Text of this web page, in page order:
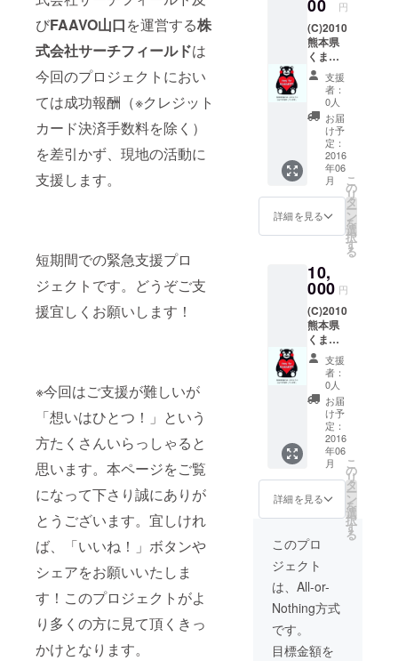
びFAAVO山口を運営する株
式会社サーチフィールドは
今回のプロジェクトにおい
ては成功報酬（※クレジット
カード決済手数料を除く）
を差引かず、現地の活動に
支援します。
短期間での緊急支援プロ
ジェクトです。どうぞご支
援宜しくお願いします！
※今回はご支援が難しいが
「想いはひとつ！」という
方たくさんいらっしゃると
思います。本ページをご覧
になって下さり誠にありが
とうございます。宜しけれ
ば、「いいね！」ボタンや
シェアをお願いいたしま
す！このプロジェクトがよ
り多くの方に見て頂くきっ
かけとなります。
00 円
(C)2010
熊本県
くまモ
ン#熊本
支援支援
者：
0人
お届
け予
定：
2016
年06
月
詳細を見る
こ
の
リ
タ
ー
ン
を
選
択
す
る
10,
000 円
(C)2010
熊本県
くまモ
ン#熊本
支援支援
者：
0人
お届
け予
定：
2016
年06
月
詳細を見る
こ
の
リ
タ
ー
ン
を
選
択
す
る
このプロ
ジェクト
は、All-or-
Nothing方式
です。
目標金額を